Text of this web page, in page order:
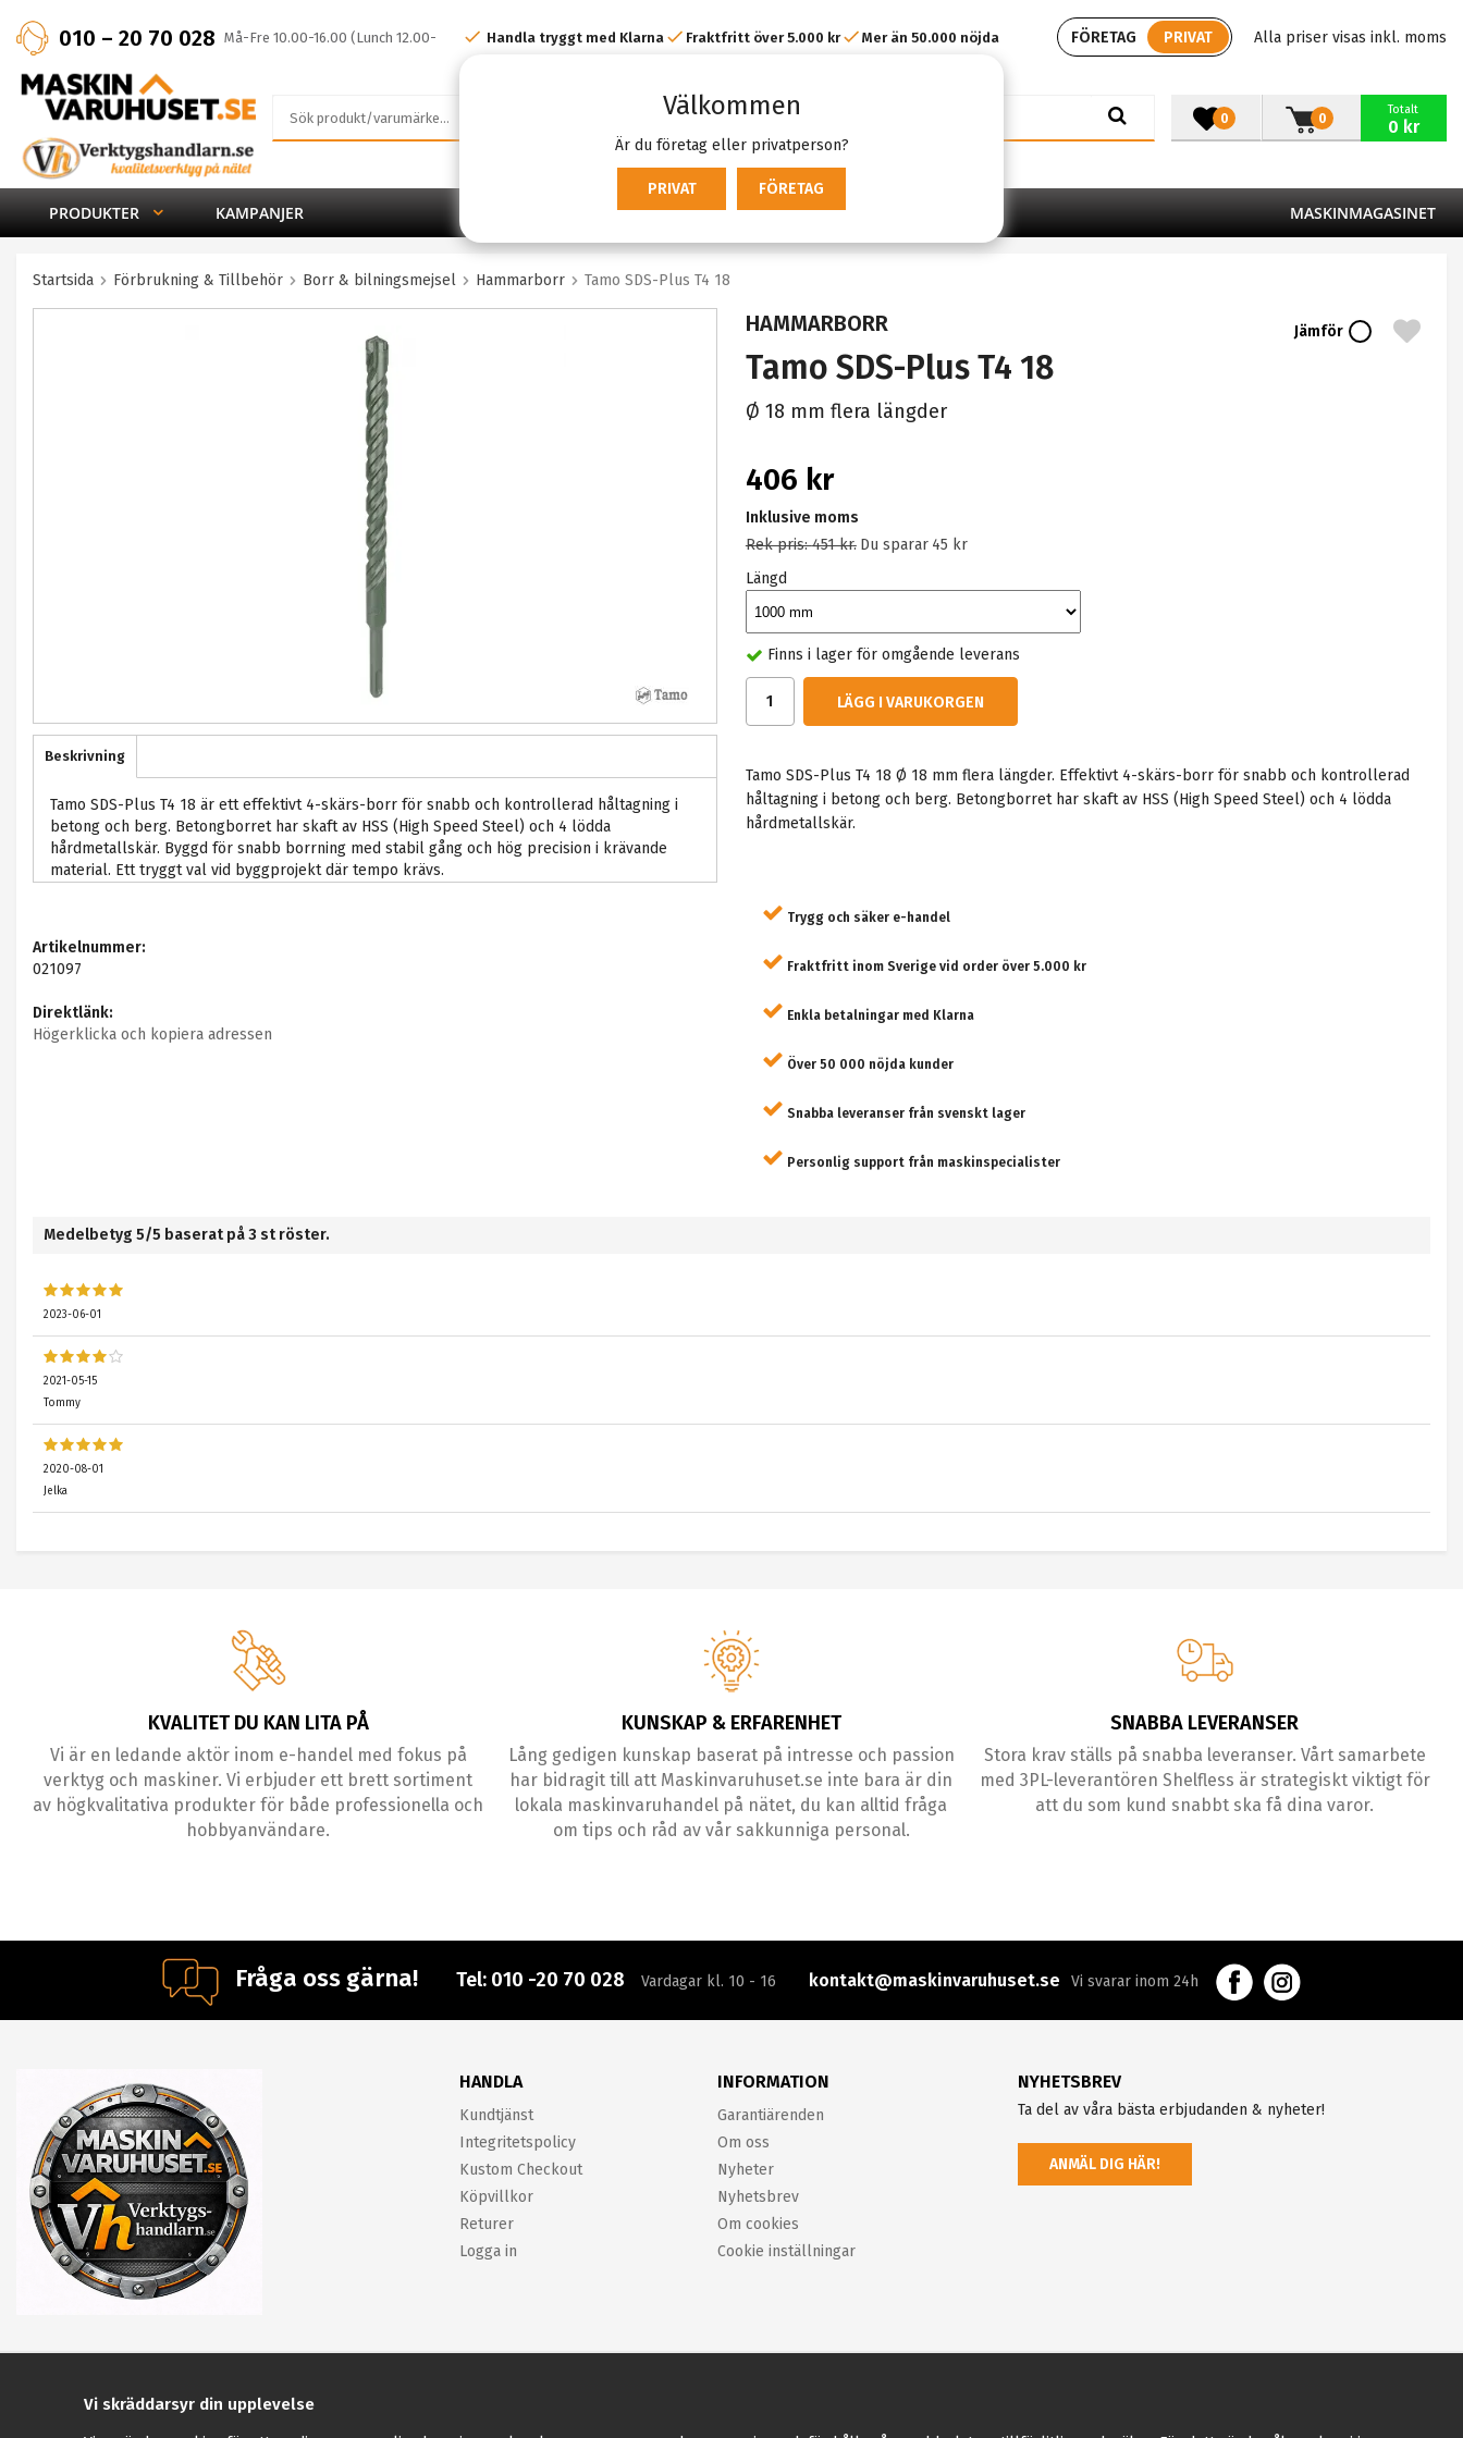
Välkommen
Är du företag eller privatperson?
PRIVAT FÖRETAG
010 – 20 70 028 Må-Fre 10.00-16.00 (Lunch 12.00-
13.00)
FÖRETAG PRIVAT Alla priser visas inkl. moms
Handla tryggt med Klarna Fraktfritt över 5.000 kr Mer än 50.000 nöjda
0
Totalt
0 kr
0
PRODUKTER KAMPANJER MASKINMAGASINET
Startsida Förbrukning & Tillbehör Borr & bilningsmejsel Hammarborr Tamo SDS-Plus T4 18
HAMMARBORR
Tamo SDS-Plus T4 18
Ø 18 mm flera längder
Jämför
406 kr
Inklusive moms
Rek pris:451 kr. Du sparar 45 kr
Längd
Finns i lager för omgående leverans
LÄGG I VARUKORGEN
Tamo SDS-Plus T4 18 Ø 18 mm flera längder. Effektivt 4-skärs-borr för snabb och kontrollerad
håltagning i betong och berg. Betongborret har skaft av HSS (High Speed Steel) och 4 lödda
hårdmetallskär.
Trygg och säker e-handel
Fraktfritt inom Sverige vid order över 5.000 kr
Enkla betalningar med Klarna
Över 50 000 nöjda kunder
Snabba leveranser från svenskt lager
Personlig support från maskinspecialister
Beskrivning
Tamo SDS-Plus T4 18 är ett effektivt 4-skärs-borr för snabb och kontrollerad håltagning i
betong och berg. Betongborret har skaft av HSS (High Speed Steel) och 4 lödda
hårdmetallskär. Byggd för snabb borrning med stabil gång och hög precision i krävande
material. Ett tryggt val vid byggprojekt där tempo krävs.
Artikelnummer:
021097
Direktlänk:
Högerklicka och kopiera adressen
Medelbetyg 5/5 baserat på3 st röster.
2023-06-01
2021-05-15
Tommy
2020-08-01
Jelka
KVALITET DU KAN LITA PÅ
Vi är en ledande aktör inom e-handel med fokus på
verktyg och maskiner. Vi erbjuder ett brett sortiment
av högkvalitativa produkter för både professionella och
hobbyanvändare.
KUNSKAP & ERFARENHET
Lång gedigen kunskap baserat på intresse och passion
har bidragit till att Maskinvaruhuset.se inte bara är din
lokala maskinvaruhandel på nätet, du kan alltid fråga
om tips och råd av vår sakkunniga personal.
SNABBA LEVERANSER
Stora krav ställs på snabba leveranser. Vårt samarbete
med 3PL-leverantören Shelfless är strategiskt viktigt för
att du som kund snabbt ska få dina varor.
Fråga oss gärna! Tel: 010 -20 70 028 Vardagar kl. 10 - 16 kontakt@maskinvaruhuset.se Vi svarar inom 24h
HANDLA
Kundtjänst
Integritetspolicy
Kustom Checkout
Köpvillkor
Returer
Logga in
INFORMATION
Garantiärenden
Om oss
Nyheter
Nyhetsbrev
Om cookies
Cookie inställningar
NYHETSBREV
Ta del av våra bästa erbjudanden & nyheter!
ANMÄL DIG HÄR!
Vi skräddarsyr din upplevelse